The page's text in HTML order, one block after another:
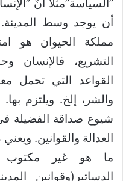
”السياسة”مثلا أنّ
أن يوجد وسط
مملكة الحيوان هو
التشريع، فالإنسان
القواعد التي تحمل
والشر، إلخ. ويلتزم
شيوع صداقة الفضيلة
العدالة والقوانين.
ما هو غير مكتوب
الدساتير(وقوانين